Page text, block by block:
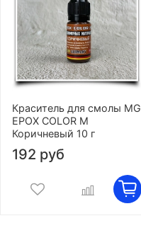
Краситель для смолы MG
EPOX COLOR M
Коричневый 10 г
192 руб